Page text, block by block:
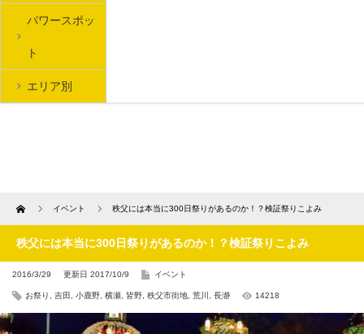
パワースポッ
ト
エリア別
Home イベント 秩父には本当に300日祭りがあるのか！？検証祭りこよみ
秩父には本当に300日祭りがあるのか！？検証祭りこよみ
2016/3/29 更新日 2017/10/9 イベント
お祭り 吉田 小鹿野 横瀬 皆野 秩父市街地 荒川 長瀞 14218